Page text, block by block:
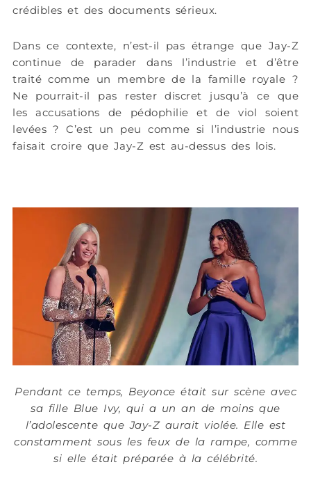
crédibles et des documents sérieux.
Dans ce contexte, n’est-il pas étrange que Jay-Z
continue de parader dans l’industrie et d’être
traité comme un membre de la famille royale ?
Ne pourrait-il pas rester discret jusqu’à ce que
les accusations de pédophilie et de viol soient
levées ? C’est un peu comme si l’industrie nous
faisait croire que Jay-Z est au-dessus des lois.
Pendant ce temps, Beyonce était sur scène avec
sa fille Blue Ivy, qui a un an de moins que
l’adolescente que Jay-Z aurait violée. Elle est
constamment sous les feux de la rampe, comme
si elle était préparée à la célébrité.